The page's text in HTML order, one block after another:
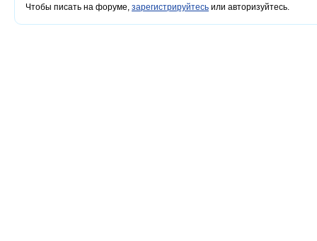
Чтобы писать на форуме, зарегистрируйтесь или авторизуйтесь.